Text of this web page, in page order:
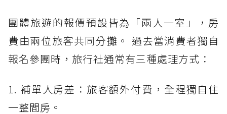
團體旅遊的報價預設皆為「兩人一室」，房
費由兩位旅客共同分攤。 過去當消費者獨自
報名參團時，旅行社通常有三種處理方式：
1. 補單人房差：旅客額外付費，全程獨自住
一整間房。